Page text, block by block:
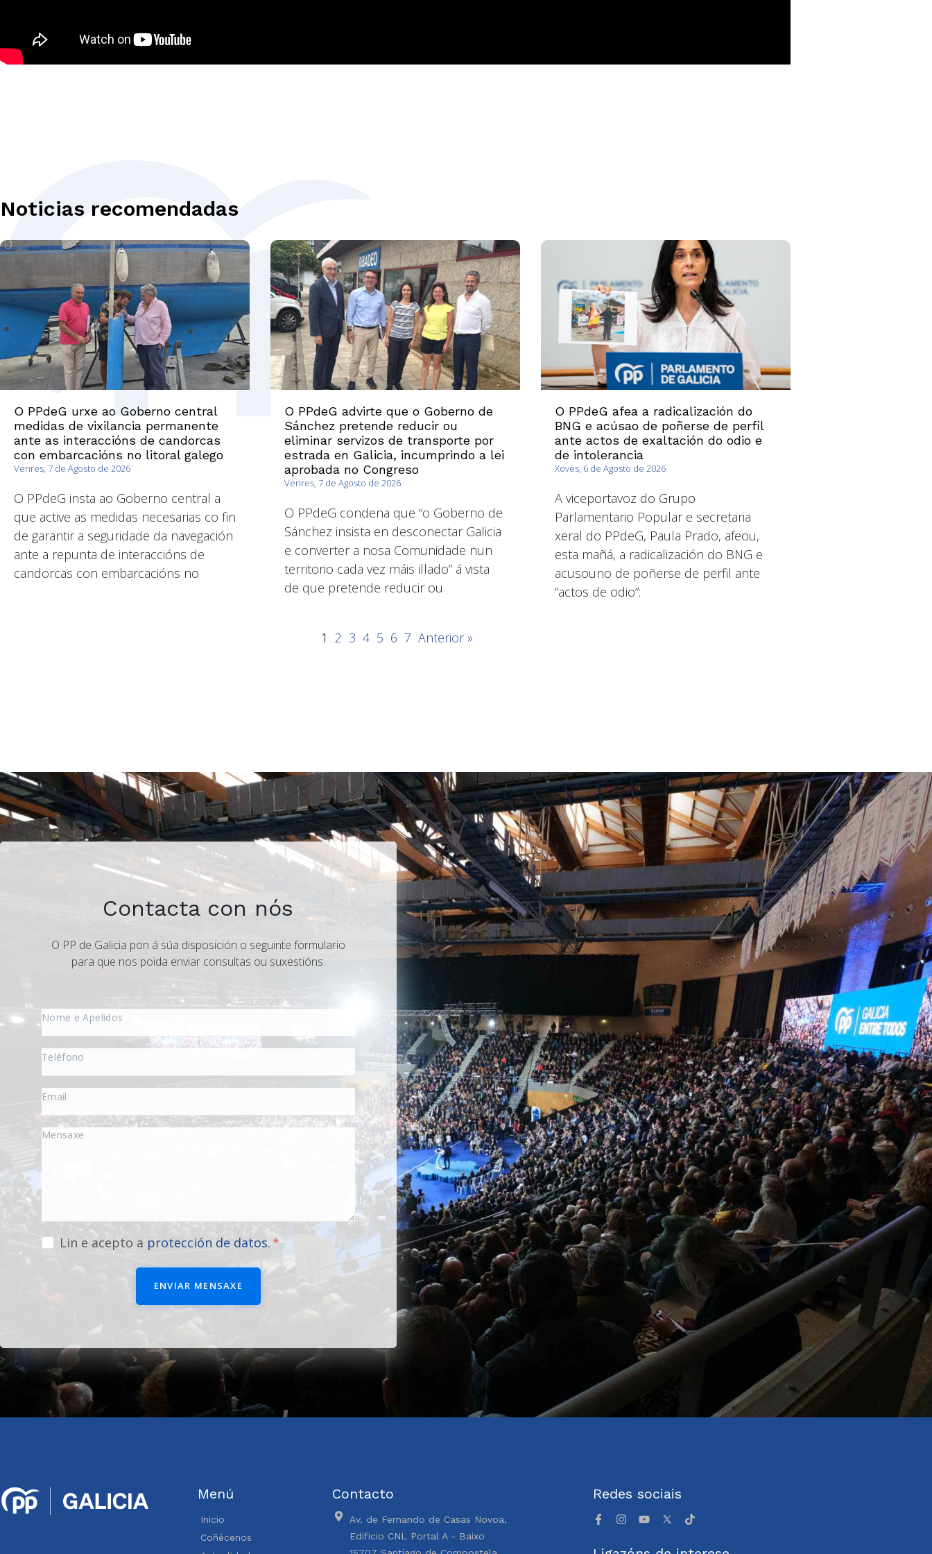
Noticias recomendadas
O PPdeG urxe ao Goberno central
medidas de vixilancia permanente
ante as interaccións de candorcas
con embarcacións no litoral galego
Venres, 7 de Agosto de 2026
O PPdeG insta ao Goberno central a
que active as medidas necesarias co fin
de garantir a seguridade da navegación
ante a repunta de interaccións de
candorcas con embarcacións no
O PPdeG advirte que o Goberno de
Sánchez pretende reducir ou
eliminar servizos de transporte por
estrada en Galicia, incumprindo a lei
aprobada no Congreso
Venres, 7 de Agosto de 2026
O PPdeG condena que “o Goberno de
Sánchez insista en desconectar Galicia
e converter a nosa Comunidade nun
territorio cada vez máis illado” á vista
de que pretende reducir ou
O PPdeG afea a radicalización do
BNG e acúsao de poñerse de perfil
ante actos de exaltación do odio e
de intolerancia
Xoves, 6 de Agosto de 2026
A viceportavoz do Grupo
Parlamentario Popular e secretaria
xeral do PPdeG, Paula Prado, afeou,
esta mañá, a radicalización do BNG e
acusouno de poñerse de perfil ante
“actos de odio”:
1 2 3 4 5 6 7 Anterior »
Contacta con nós
O PP de Galicia pon á súa disposición o seguinte formulario
para que nos poida enviar consultas ou suxestións.
Lin e acepto a protección de datos.
ENVIAR MENSAXE
Menú
Inicio
Coñécenos
Contacto
Av. de Fernando de Casas Novoa,
Edificio CNL Portal A - Baixo
Redes sociais